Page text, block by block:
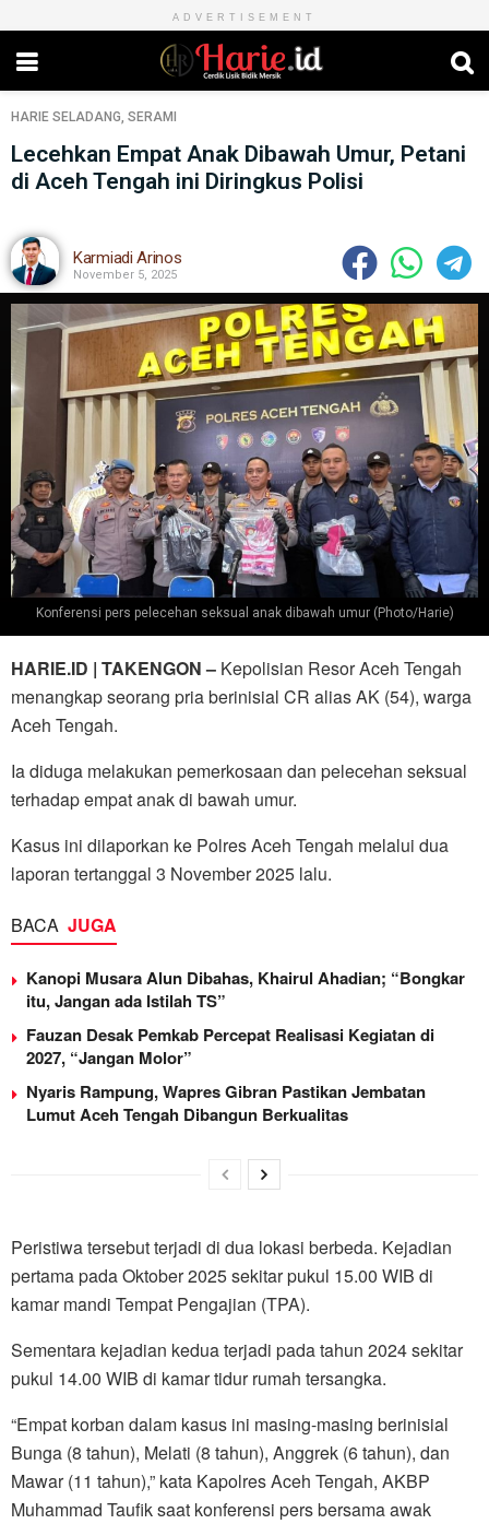
ADVERTISEMENT
HARIE SELADANG, SERAMI
Lecehkan Empat Anak Dibawah Umur, Petani
di Aceh Tengah ini Diringkus Polisi
Karmiadi Arinos
November 5, 2025
Konferensi pers pelecehan seksual anak dibawah umur (Photo/Harie)
HARIE.ID | TAKENGON – Kepolisian Resor Aceh Tengah
menangkap seorang pria berinisial CR alias AK (54), warga
Aceh Tengah.
Ia diduga melakukan pemerkosaan dan pelecehan seksual
terhadap empat anak di bawah umur.
Kasus ini dilaporkan ke Polres Aceh Tengah melalui dua
laporan tertanggal 3 November 2025 lalu.
BACA JUGA
Kanopi Musara Alun Dibahas, Khairul Ahadian; “Bongkar
itu, Jangan ada Istilah TS”
Fauzan Desak Pemkab Percepat Realisasi Kegiatan di
2027, “Jangan Molor”
Nyaris Rampung, Wapres Gibran Pastikan Jembatan
Lumut Aceh Tengah Dibangun Berkualitas
Peristiwa tersebut terjadi di dua lokasi berbeda. Kejadian
pertama pada Oktober 2025 sekitar pukul 15.00 WIB di
kamar mandi Tempat Pengajian (TPA).
Sementara kejadian kedua terjadi pada tahun 2024 sekitar
pukul 14.00 WIB di kamar tidur rumah tersangka.
“Empat korban dalam kasus ini masing-masing berinisial
Bunga (8 tahun), Melati (8 tahun), Anggrek (6 tahun), dan
Mawar (11 tahun),” kata Kapolres Aceh Tengah, AKBP
Muhammad Taufik saat konferensi pers bersama awak